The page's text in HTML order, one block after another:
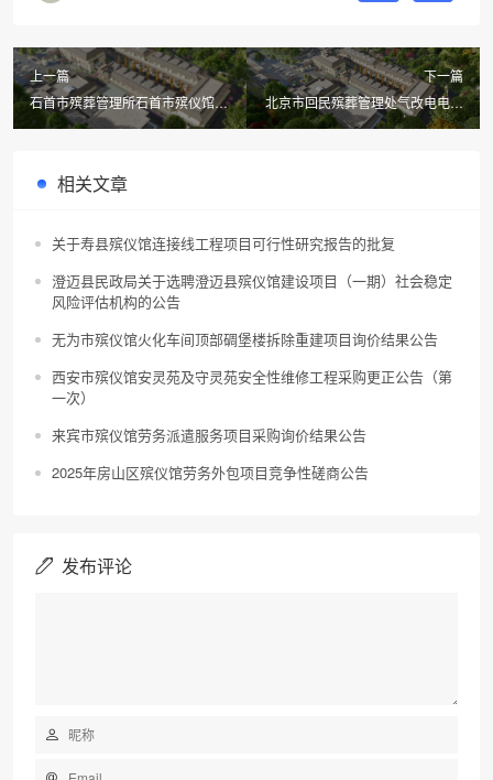
上一篇
石首市殡葬管理所石首市殡仪馆吊
唁堂建设项目室外配电工程竞争性
下一篇
北京市回民殡葬管理处气改电电力
增容工程招标公告
相关文章
关于寿县殡仪馆连接线工程项目可行性研究报告的批复
澄迈县民政局关于选聘澄迈县殡仪馆建设项目（一期）社会稳定
风险评估机构的公告
无为市殡仪馆火化车间顶部碉堡楼拆除重建项目询价结果公告
西安市殡仪馆安灵苑及守灵苑安全性维修工程采购更正公告（第
一次）
来宾市殡仪馆劳务派遣服务项目采购询价结果公告
2025年房山区殡仪馆劳务外包项目竞争性磋商公告
发布评论